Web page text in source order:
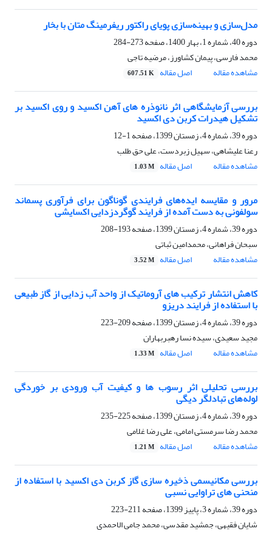
مدل‌سازی و بهینه‌سازی پویای راکتور ریفرمینگ متان با بخار
دوره 40، شماره 1، بهار 1400، صفحه
273-284
محمد فارسی، پیمان کشاورز، مرضیه تاجی
مشاهده مقاله
اصل مقاله 607.51 K
بررسی آزمایشگاهی اثر نانوذره های آهن اکسید و روی اکسید بر
تشکیل هیدرات کربن دی اکسید
دوره 39، شماره 4، زمستان 1399، صفحه
1-12
رعنا علیشاهی، سهیل زبردست، علی حق طلب
مشاهده مقاله
اصل مقاله 1.03 M
مرور و مقایسه ایده‌های فرایندی گوناگون برای فرآوری پسماند
سولفونی به دست آمده از فرایند گوگردزدایی اکسایشی
دوره 39، شماره 4، زمستان 1399، صفحه
193-208
سبحان فراهانی، محمدامین ثباتی
مشاهده مقاله
اصل مقاله 3.52 M
کاهش انتشار ترکیب های آروماتیک از واحد آب زدایی از گاز طبیعی
با استفاده از فرایند دریزو
دوره 39، شماره 4، زمستان 1399، صفحه
209-223
مجید سعیدی، سیده نسا رهبربهاران
مشاهده مقاله
اصل مقاله 1.33 M
بررسی تحلیلی اثر رسوب ها و کیفیت آب ورودی بر خوردگی
لوله‌های تبادلگر دیگی
دوره 39، شماره 4، زمستان 1399، صفحه
225-235
محمد رضا سرمستی امامی، علی رضا غلامی
مشاهده مقاله
اصل مقاله 1.21 M
بررسی مکانیسمی ذخیره سازی گاز کربن دی اکسید با استفاده از
منحنی های تراوایی نسبی
دوره 39، شماره 3، پاییز 1399، صفحه
211-223
شایان فقیهی، جمشید مقدسی، محمد جامی الاحمدی